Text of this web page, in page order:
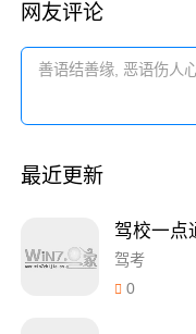
网友评论
最近更新
驾校一点
驾考
0